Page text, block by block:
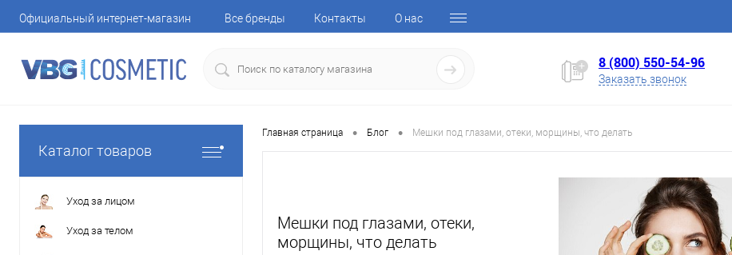
Официальный интернет-магазин Все бренды Контакты О нас
8 (800) 550-54-96
Заказать звонок
Каталог товаров
Уход за лицом
Уход за телом
Главная страница • Блог • Мешки под глазами, отеки, морщины, что делать
Мешки под глазами, отеки,
морщины, что делать